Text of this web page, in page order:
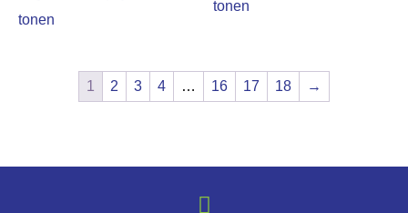
tonen
tonen
1 2 3 4 … 16 17 18 →